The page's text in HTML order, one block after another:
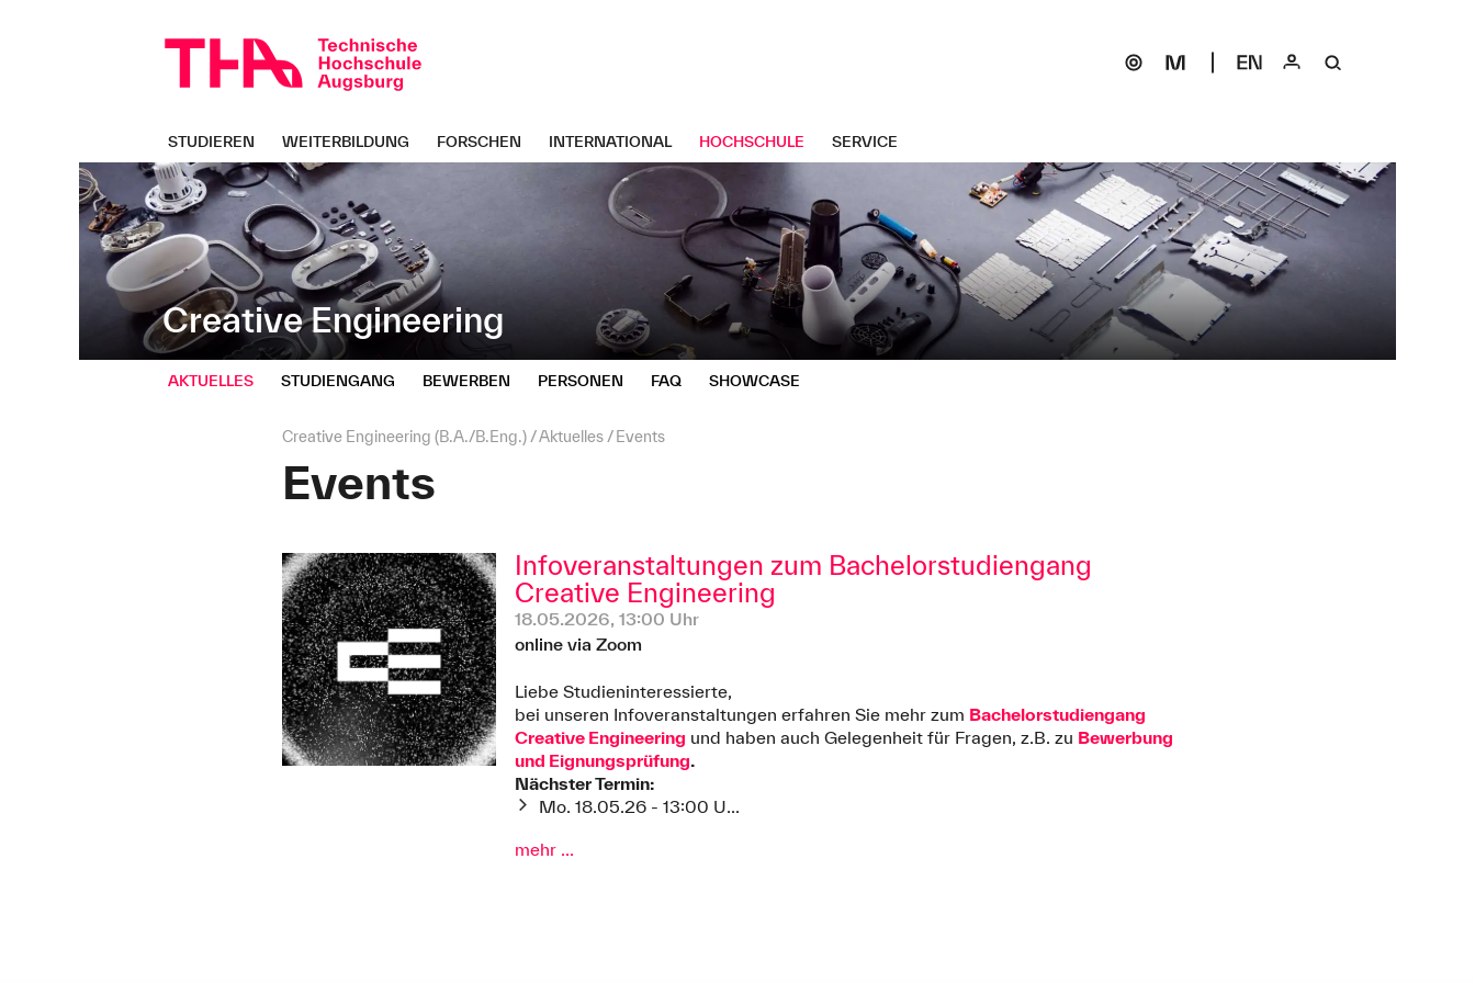
überspringen
Engineering"
Creative Engineering
STUDIEREN WEITERBILDUNG FORSCHEN INTERNATIONAL HOCHSCHULE SERVICE
AKTUELLES STUDIENGANG BEWERBEN PERSONEN FAQ SHOWCASE
Seitenpfad:
Creative Engineering (B.A./B.Eng.) Aktuelles Events
Events
Infoveranstaltungen zum Bachelorstudiengang
Creative Engineering
18.05.2026, 13:00 Uhr
online via Zoom
Liebe Studieninteressierte,
bei unseren Infoveranstaltungen erfahren Sie mehr zum Bachelorstudiengang
Creative Engineering und haben auch Gelegenheit für Fragen, z.B. zu Bewerbung
und Eignungsprüfung.
Nächster Termin:
Mo. 18.05.26 - 13:00 U...
mehr ...